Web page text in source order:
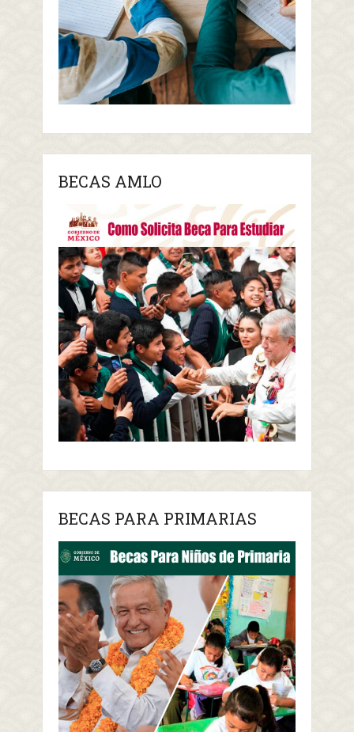
BECAS AMLO
BECAS PARA PRIMARIAS